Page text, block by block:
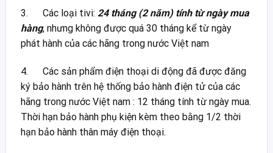
3. Các loại tivi: 24 tháng (2 năm) tính từ ngày mua
hàng, nhưng không được quá 30 tháng kể từ ngày
phát hành của các hãng trong nước Việt nam
4. Các sản phẩm điện thoại di động đã được đăng
ký bảo hành trên hệ thống bảo hành điện tử của các
hãng trong nước Việt nam : 12 tháng tính từ ngày mua.
Thời hạn bảo hành phụ kiện kèm theo bằng 1/2 thời
hạn bảo hành thân máy điện thoại.